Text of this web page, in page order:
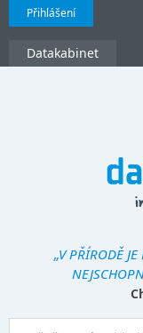
Přihlášení
Datakabinet
„V PŘÍRODĚ